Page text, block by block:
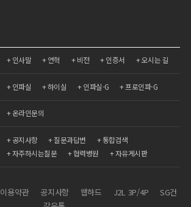
인사말 연혁 비전 인증서 오시는 길
인파실 하이실 인파실-G 프로인파-G
온라인문의
공지사항 질문과답변
통합검색
자주하시는질문
협력병원 자유게시판
이용약관 공지사항 웹하드 J2L 3P/4P
SG건